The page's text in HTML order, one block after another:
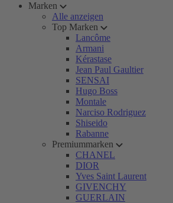
Marken
Alle anzeigen
Top Marken
Lancôme
Armani
Kérastase
Jean Paul Gaultier
SENSAI
Hugo Boss
Montale
Narciso Rodriguez
Shiseido
Rabanne
Premiummarken
CHANEL
DIOR
Yves Saint Laurent
GIVENCHY
GUERLAIN